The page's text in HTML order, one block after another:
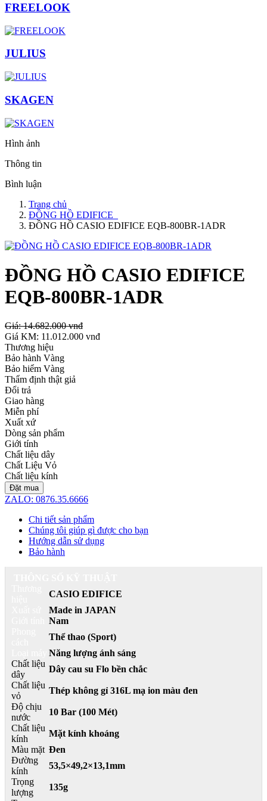
FREELOOK
JULIUS
SKAGEN
Hình ảnh
Thông tin
Bình luận
Trang chủ
ĐỒNG HỒ EDIFICE
ĐỒNG HỒ CASIO EDIFICE EQB-800BR-1ADR
ĐỒNG HỒ CASIO EDIFICE
EQB-800BR-1ADR
Giá:14.682.000 vnđ
Giá KM: 11.012.000 vnđ
Thương hiệu
Bảo hành Vàng
Bảo hiểm Vàng
Thẩm định thật giả
Đổi trả
Giao hàng
Miễn phí
Xuất xứ
Dòng sản phẩm
Giới tính
Chất liệu dây
Chất Liệu Vỏ
Chất liệu kính
Đặt mua
ZALO: 0876.35.6666
Chi tiết sản phẩm
Chúng tôi giúp gì được cho bạn
Hướng dẫn sử dụng
Bảo hành
CASIO EDIFICE
Made in JAPAN
Nam
Thể thao (Sport)
Năng lượng ánh sáng
Chất liệu
dây
Dây cau su Flo bền chắc
Chất liệu
vỏ
Thép không gỉ 316L mạ ion màu đen
Độ chịu
nước
10 Bar (100 Mét)
Chất liệu
kính
Mặt kính khoáng
Màu mặt Đen
Đường
kính
53,5×49,2×13,1mm
Trọng
lượng
135g